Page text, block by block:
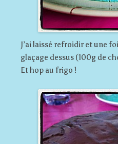
J’ai laissé refroidir et une
glaçage dessus (100g de
Et hop au frigo !